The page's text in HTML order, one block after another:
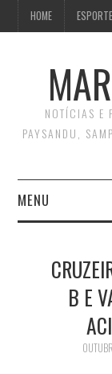
HOME
NOTÍCIAS E
PAYSANDU,
MENU
CONTATO
B E